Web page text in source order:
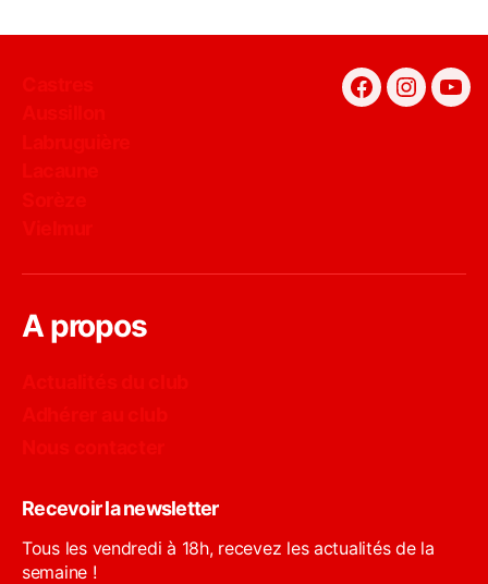
Facebook
A propos
Recevoir la newsletter
Tous les vendredi à 18h, recevez les actualités de la
semaine !